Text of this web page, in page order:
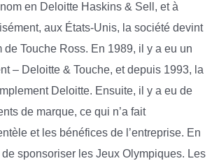
en Deloitte Haskins & Sell, et à
aux États-Unis, la société devint
Touche Ross. En 1989, il y a eu un
– Deloitte & Touche, et depuis 1993, la
Deloitte. Ensuite, il y a eu de
de marque, ce qui n’a fait
et les bénéfices de l’entreprise. En
sponsoriser les Jeux Olympiques. Les